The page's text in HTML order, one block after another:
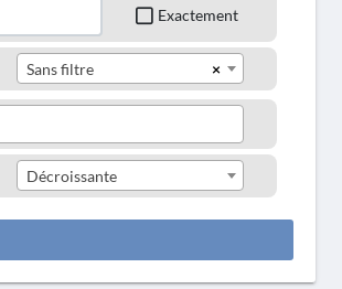
Exactement
×
Sans filtre
Décroissante